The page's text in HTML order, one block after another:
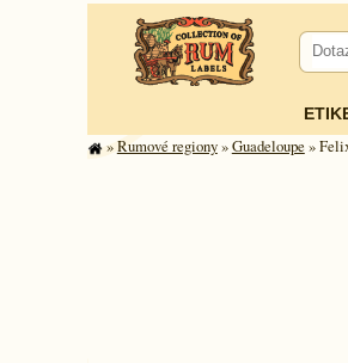
»Rumové regiony»Guade­lou­pe »